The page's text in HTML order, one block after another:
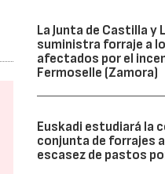
La Junta de Castilla y
suministra forraje a
afectados por el
Fermoselle (Zamora)
Euskadi estudiará la
conjunta de forrajes
escasez de pastos